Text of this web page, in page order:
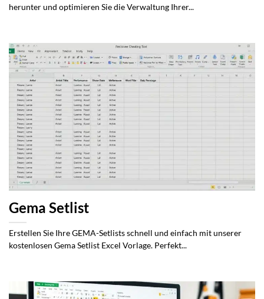
herunter und optimieren Sie die Verwaltung Ihrer...
Gema Setlist
Erstellen Sie Ihre GEMA-Setlists schnell und einfach mit unserer
kostenlosen Gema Setlist Excel Vorlage. Perfekt...